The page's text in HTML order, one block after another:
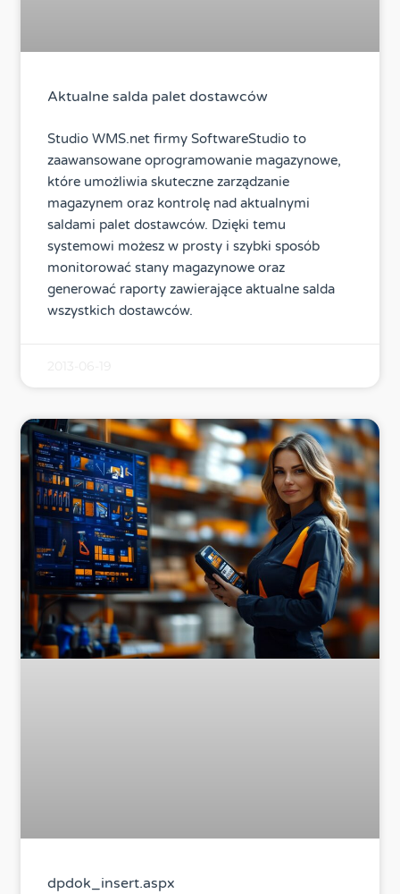
Aktualne salda palet dostawców
Studio WMS.net firmy SoftwareStudio to
zaawansowane oprogramowanie magazynowe,
które umożliwia skuteczne zarządzanie
magazynem oraz kontrolę nad aktualnymi
saldami palet dostawców. Dzięki temu
systemowi możesz w prosty i szybki sposób
monitorować stany magazynowe oraz
generować raporty zawierające aktualne salda
wszystkich dostawców.
dpdok_insert.aspx